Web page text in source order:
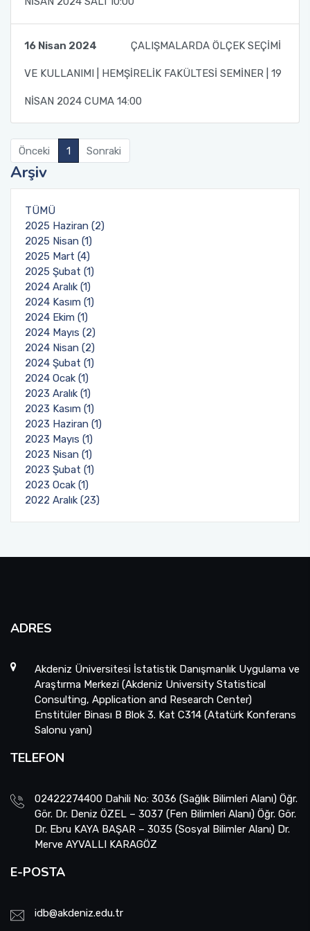
16 Nisan 2024 ÇALIŞMALARDA ÖLÇEK SEÇİMİ
VE KULLANIMI | HEMŞİRELİK FAKÜLTESİ SEMİNER | 19
NİSAN 2024 CUMA 14:00
Önceki 1 Sonraki
Arşiv
TÜMÜ
2025 Haziran (2)
2025 Nisan (1)
2025 Mart (4)
2025 Şubat (1)
2024 Aralık (1)
2024 Kasım (1)
2024 Ekim (1)
2024 Mayıs (2)
2024 Nisan (2)
2024 Şubat (1)
2024 Ocak (1)
2023 Aralık (1)
2023 Kasım (1)
2023 Haziran (1)
2023 Mayıs (1)
2023 Nisan (1)
2023 Şubat (1)
2023 Ocak (1)
2022 Aralık (23)
ADRES
Akdeniz Üniversitesi İstatistik Danışmanlık Uygulama ve
Araştırma Merkezi (Akdeniz University Statistical
Consulting, Application and Research Center)
Enstitüler Binası B Blok 3. Kat C314 (Atatürk Konferans
Salonu yanı)
TELEFON
02422274400 Dahili No: 3036 (Sağlık Bilimleri Alanı) Öğr.
Gör. Dr. Deniz ÖZEL – 3037 (Fen Bilimleri Alanı) Öğr. Gör.
Dr. Ebru KAYA BAŞAR – 3035 (Sosyal Bilimler Alanı) Dr.
Merve AYVALLI KARAGÖZ
E-POSTA
idb@akdeniz.edu.tr